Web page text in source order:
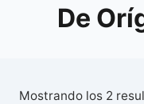
De
Mostrando los 2